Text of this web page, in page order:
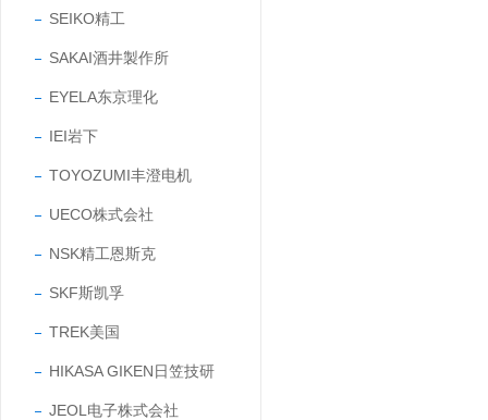
SEIKO精工
SAKAI酒井製作所
EYELA东京理化
IEI岩下
TOYOZUMI丰澄电机
UECO株式会社
NSK精工恩斯克
SKF斯凯孚
TREK美国
HIKASA GIKEN日笠技研
JEOL电子株式会社